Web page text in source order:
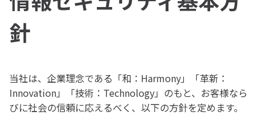
針
当社は、企業理念である「和：Harmony」「革新：
Innovation」「技術：Technology」のもと、お客様なら
びに社会の信頼に応えるべく、以下の方針を定めます。